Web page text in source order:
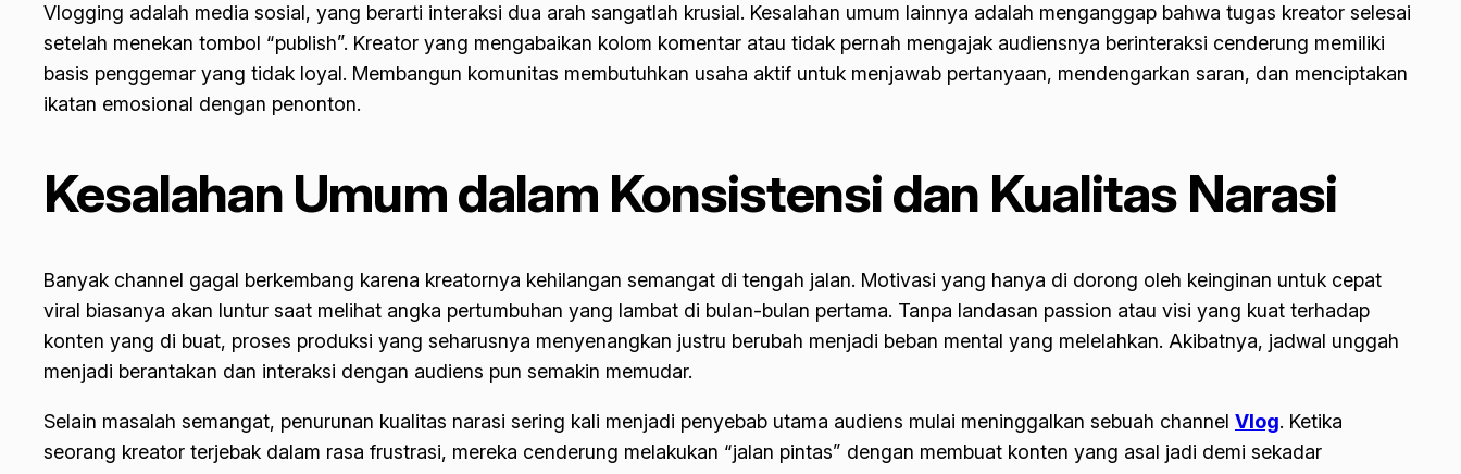
Vlogging adalah media sosial, yang berarti interaksi dua arah sangatlah krusial. Kesalahan umum lainnya adalah menganggap bahwa tugas kreator selesai
setelah menekan tombol “publish”. Kreator yang mengabaikan kolom komentar atau tidak pernah mengajak audiensnya berinteraksi cenderung memiliki
basis penggemar yang tidak loyal. Membangun komunitas membutuhkan usaha aktif untuk menjawab pertanyaan, mendengarkan saran, dan menciptakan
ikatan emosional dengan penonton.
Kesalahan Umum dalam Konsistensi dan Kualitas Narasi
Banyak channel gagal berkembang karena kreatornya kehilangan semangat di tengah jalan. Motivasi yang hanya di dorong oleh keinginan untuk cepat
viral biasanya akan luntur saat melihat angka pertumbuhan yang lambat di bulan-bulan pertama. Tanpa landasan passion atau visi yang kuat terhadap
konten yang di buat, proses produksi yang seharusnya menyenangkan justru berubah menjadi beban mental yang melelahkan. Akibatnya, jadwal unggah
menjadi berantakan dan interaksi dengan audiens pun semakin memudar.
Selain masalah semangat, penurunan kualitas narasi sering kali menjadi penyebab utama audiens mulai meninggalkan sebuah channel Vlog. Ketika
seorang kreator terjebak dalam rasa frustrasi, mereka cenderung melakukan “jalan pintas” dengan membuat konten yang asal jadi demi sekadar